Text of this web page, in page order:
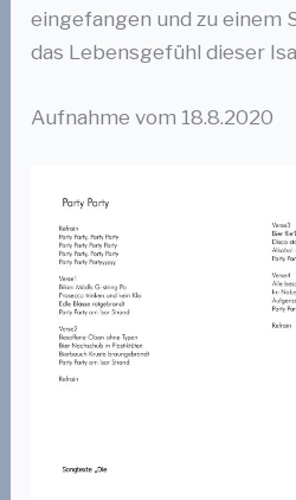
eingefangen und zu einem
das Lebensgefühl dieser
Aufnahme vom 18.8.2020